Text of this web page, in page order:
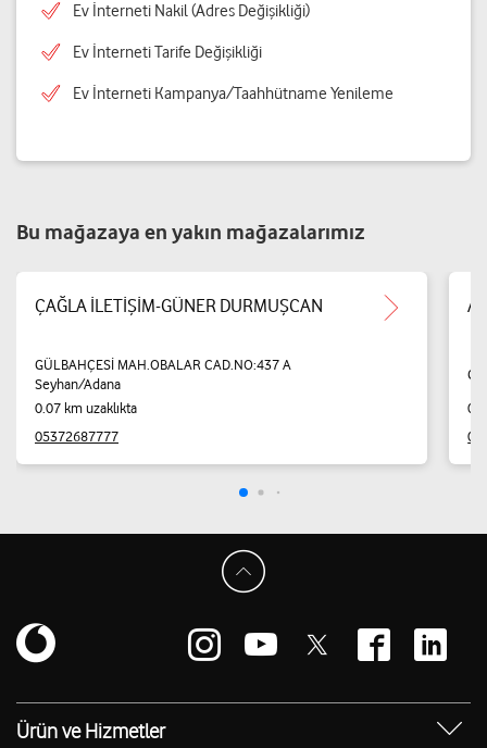
Ev İnterneti Nakil (Adres Değişikliği)
Ev İnterneti Tarife Değişikliği
Ev İnterneti Kampanya/Taahhütname Yenileme
Bu mağazaya en yakın mağazalarımız
ÇAĞLA İLETİŞİM-GÜNER DURMUŞCAN
GÜLBAHÇESİ MAH.OBALAR CAD.NO:437 A
Seyhan/Adana
0.07 km uzaklıkta
05372687777
Ürün ve Hizmetler